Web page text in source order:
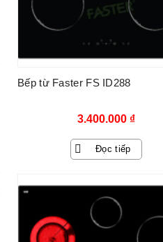
Bếp từ Faster FS ID288
3.400.000 ₫
Đọc tiếp